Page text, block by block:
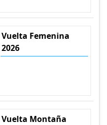
Vuelta Femenina
2026
Vuelta Montaña